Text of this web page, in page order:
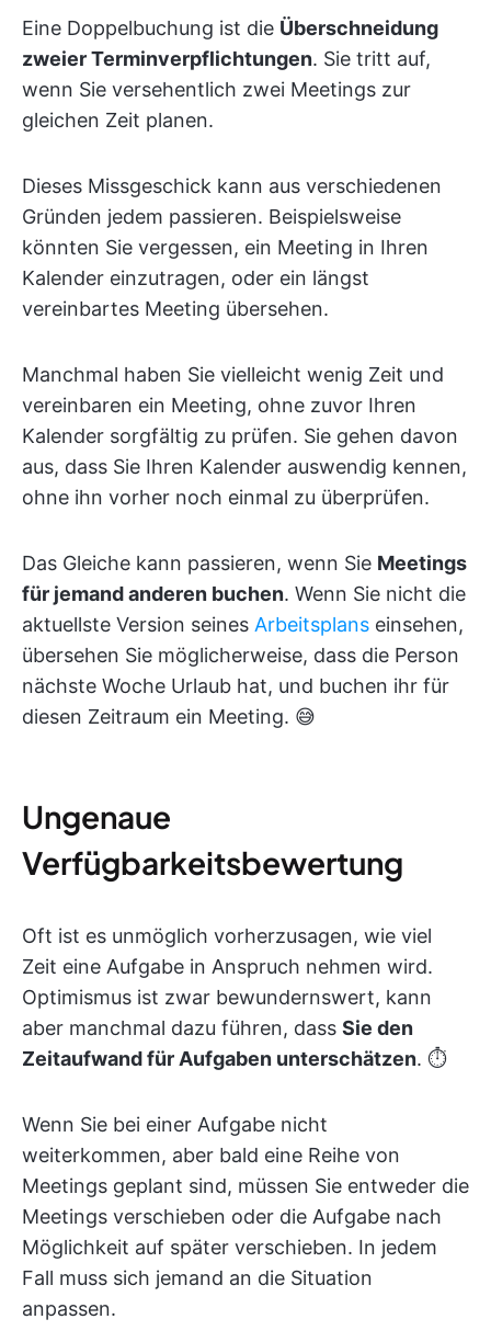
Eine Doppelbuchung ist die Überschneidung
zweier Terminverpflichtungen. Sie tritt auf,
wenn Sie versehentlich zwei Meetings zur
gleichen Zeit planen.
Dieses Missgeschick kann aus verschiedenen
Gründen jedem passieren. Beispielsweise
könnten Sie vergessen, ein Meeting in Ihren
Kalender einzutragen, oder ein längst
vereinbartes Meeting übersehen.
Manchmal haben Sie vielleicht wenig Zeit und
vereinbaren ein Meeting, ohne zuvor Ihren
Kalender sorgfältig zu prüfen. Sie gehen davon
aus, dass Sie Ihren Kalender auswendig kennen,
ohne ihn vorher noch einmal zu überprüfen.
Das Gleiche kann passieren, wenn Sie Meetings
für jemand anderen buchen. Wenn Sie nicht die
aktuellste Version seines Arbeitsplans einsehen,
übersehen Sie möglicherweise, dass die Person
nächste Woche Urlaub hat, und buchen ihr für
diesen Zeitraum ein Meeting. 😅
Ungenaue
Verfügbarkeitsbewertung
Oft ist es unmöglich vorherzusagen, wie viel
Zeit eine Aufgabe in Anspruch nehmen wird.
Optimismus ist zwar bewundernswert, kann
aber manchmal dazu führen, dass Sie den
Zeitaufwand für Aufgaben unterschätzen. ⏱️
Wenn Sie bei einer Aufgabe nicht
weiterkommen, aber bald eine Reihe von
Meetings geplant sind, müssen Sie entweder die
Meetings verschieben oder die Aufgabe nach
Möglichkeit auf später verschieben. In jedem
Fall muss sich jemand an die Situation
anpassen.